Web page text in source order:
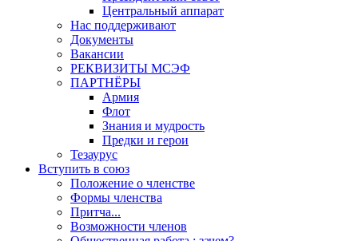
Центральный аппарат
Нас поддерживают
Документы
Вакансии
РЕКВИЗИТЫ МСЭФ
ПАРТНЁРЫ
Армия
Флот
Знания и мудрость
Предки и герои
Тезаурус
Вступить в союз
Положение о членстве
Формы членства
Притча...
Возможности членов